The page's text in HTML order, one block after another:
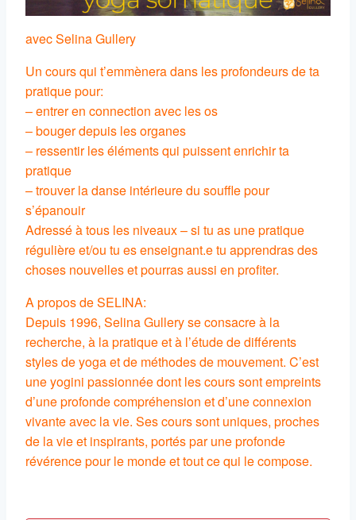
avec Selina Gullery
Un cours qui t’emmènera dans les profondeurs de ta
pratique pour:
– entrer en connection avec les os
– bouger depuis les organes
– ressentir les éléments qui puissent enrichir ta
pratique
– trouver la danse intérieure du souffle pour
s’épanouir
Adressé à tous les niveaux – si tu as une pratique
régulière et/ou tu es enseignant.e tu apprendras des
choses nouvelles et pourras aussi en profiter.
A propos de SELINA:
Depuis 1996, Selina Gullery se consacre à la
recherche, à la pratique et à l’étude de différents
styles de yoga et de méthodes de mouvement. C’est
une yogini passionnée dont les cours sont empreints
d’une profonde compréhension et d’une connexion
vivante avec la vie. Ses cours sont uniques, proches
de la vie et inspirants, portés par une profonde
révérence pour le monde et tout ce qui le compose.